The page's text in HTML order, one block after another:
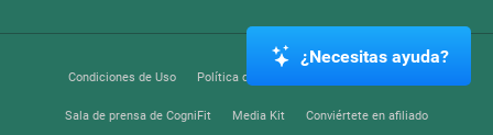
Condiciones de Uso Política de Privacidad
Sala de prensa de CogniFit Media Kit Conviértete en afiliado
¿Necesitas ayuda?